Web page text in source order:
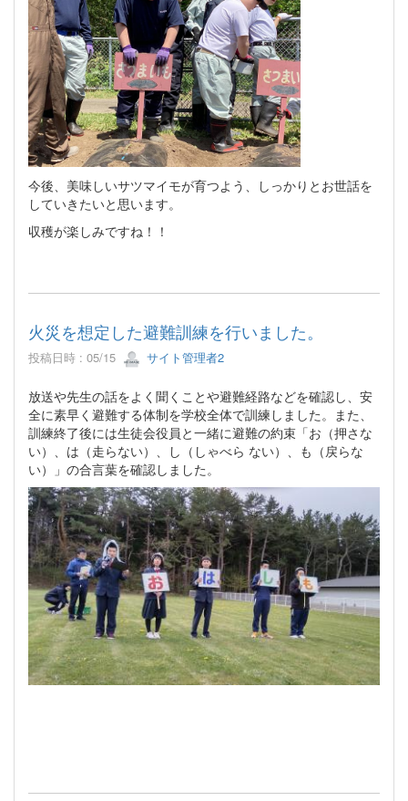
今後、美味しいサツマイモが育つよう、しっかりとお世話を
していきたいと思います。
収穫が楽しみですね！！
火災を想定した避難訓練を行いました。
投稿日時 : 05/15 サイト管理者2
放送や先生の話をよく聞くことや避難経路などを確認し、安
全に素早く避難する体制を学校全体で訓練しました。また、
訓練終了後には生徒会役員と一緒に避難の約束「お（押さな
い）、は（走らない）、し（しゃべら ない）、も（戻らな
い）」の合言葉を確認しました。